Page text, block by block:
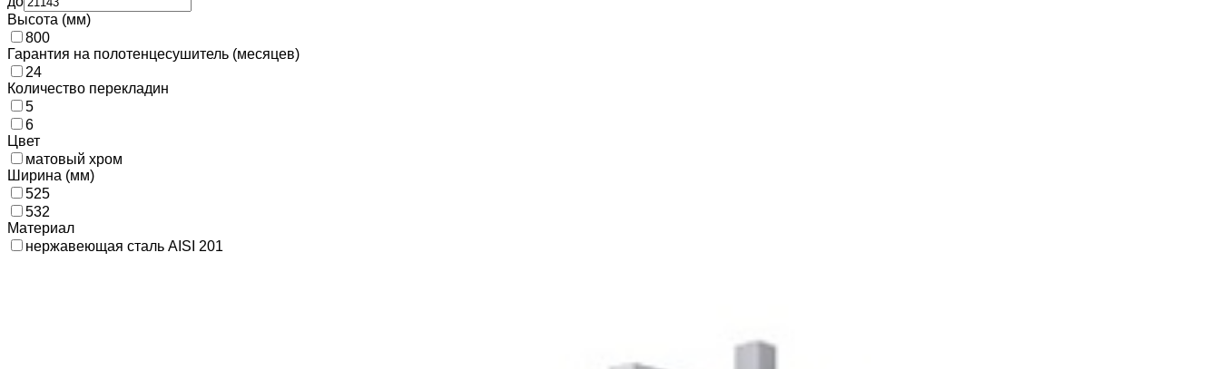
Высота (мм)
800
Гарантия на полотенцесушитель (месяцев)
24
Количество перекладин
5
6
Цвет
матовый хром
Ширина (мм)
525
532
Материал
нержавеющая сталь AISI 201